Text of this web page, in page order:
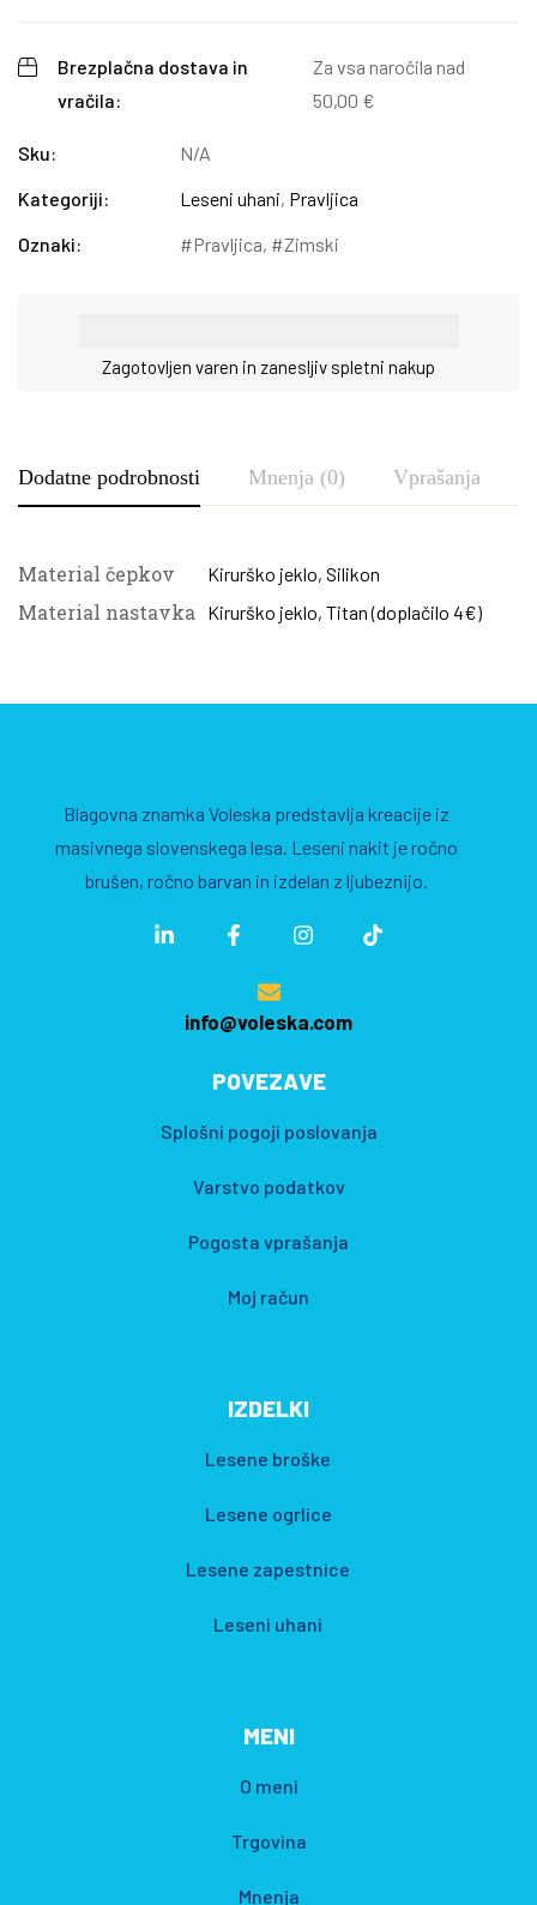
Brezplačna dostava in
vračila:
Za vsa naročila nad
50,00 €
Sku:
N/A
Kategoriji:
Leseni uhani, Pravljica
Oznaki:
Pravljica, Zimski
Zagotovljen varen in zanesljiv spletni nakup
Dodatne podrobnosti Mnenja (0) Vprašanja
Material čepkov Kirurško jeklo, Silikon
Material nastavka Kirurško jeklo, Titan (doplačilo 4€)
Blagovna znamka Voleska predstavlja kreacije iz
masivnega slovenskega lesa. Leseni nakit je ročno
brušen, ročno barvan in izdelan z ljubeznijo.
info@voleska.com
POVEZAVE
Splošni pogoji poslovanja
Varstvo podatkov
Pogosta vprašanja
Moj račun
IZDELKI
Lesene broške
Lesene ogrlice
Lesene zapestnice
Leseni uhani
MENI
O meni
Trgovina
Mnenja